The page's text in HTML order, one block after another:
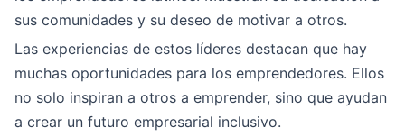
sus comunidades y su deseo de motivar a otros.
Las experiencias de estos líderes destacan que hay
muchas oportunidades para los emprendedores. Ellos
no solo inspiran a otros a emprender, sino que ayudan
a crear un futuro empresarial inclusivo.